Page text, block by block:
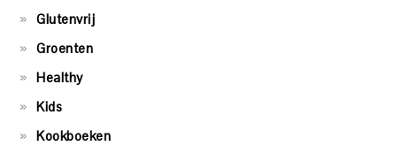
Glutenvrij
Groenten
Healthy
Kids
Kookboeken